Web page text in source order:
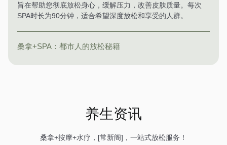
旨在帮助您彻底放松身心，缓解压力，改善皮肤质量。每次
SPA时长为90分钟，适合希望深度放松和享受的人群。
桑拿+SPA：都市人的放松秘籍
养生资讯
桑拿+按摩+水疗，[常新阁]，一站式放松服务！